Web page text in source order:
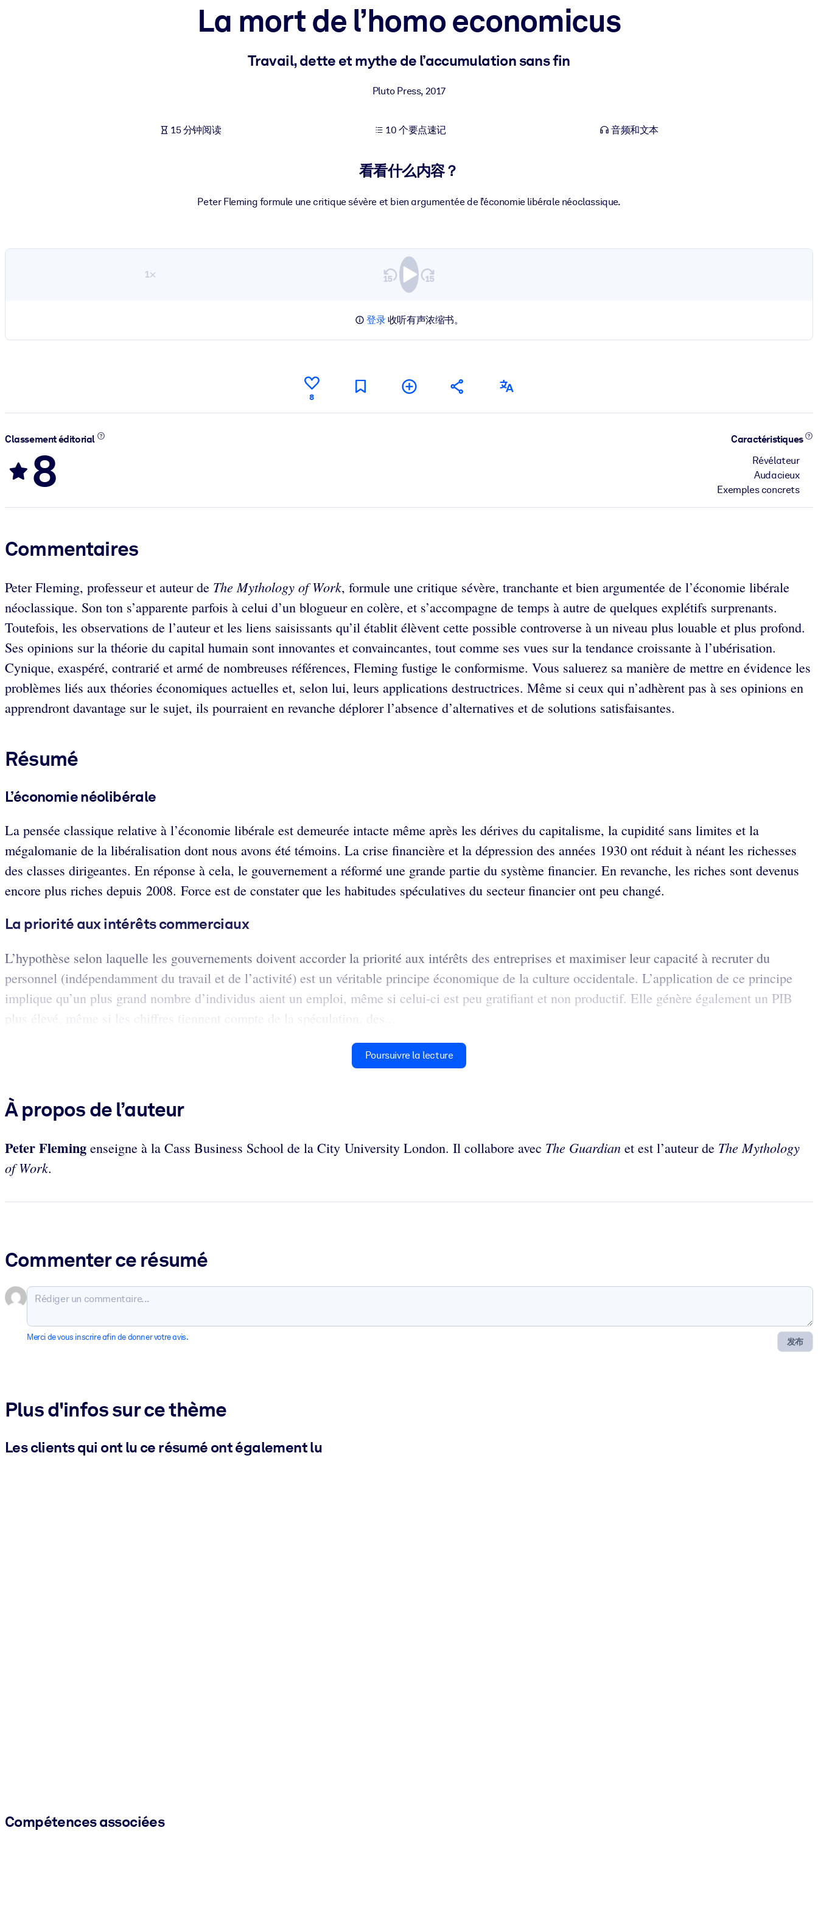
利用可靠、结构化的知识为您的人工智能系统提供动力，以改善输出结果。
La mort de l’homo economicus
Travail, dette et mythe de l’accumulation sans fin
Pluto Press, 2017
15 分钟阅读 10 个要点速记 音频和文本
看看什么内容？
Peter Fleming formule une critique sévère et bien argumentée de l’économie libérale néoclassique.
1×
登录收听有声浓缩书。
8
Classement éditorial
8
Caractéristiques
Révélateur
Audacieux
Exemples concrets
Commentaires
Peter Fleming, professeur et auteur de The Mythology of Work, formule une critique sévère, tranchante et bien argumentée de l’économie libérale
néoclassique. Son ton s’apparente parfois à celui d’un blogueur en colère, et s’accompagne de temps à autre de quelques explétifs surprenants.
Toutefois, les observations de l’auteur et les liens saisissants qu’il établit élèvent cette possible controverse à un niveau plus louable et plus profond.
Ses opinions sur la théorie du capital humain sont innovantes et convaincantes, tout comme ses vues sur la tendance croissante à l’ubérisation.
Cynique, exaspéré, contrarié et armé de nombreuses références, Fleming fustige le conformisme. Vous saluerez sa manière de mettre en évidence les
problèmes liés aux théories économiques actuelles et, selon lui, leurs applications destructrices. Même si ceux qui n’adhèrent pas à ses opinions en
apprendront davantage sur le sujet, ils pourraient en revanche déplorer l’absence d’alternatives et de solutions satisfaisantes.
Résumé
L’économie néolibérale
La pensée classique relative à l’économie libérale est demeurée intacte même après les dérives du capitalisme, la cupidité sans limites et la
mégalomanie de la libéralisation dont nous avons été témoins. La crise financière et la dépression des années 1930 ont réduit à néant les richesses
des classes dirigeantes. En réponse à cela, le gouvernement a réformé une grande partie du système financier. En revanche, les riches sont devenus
encore plus riches depuis 2008. Force est de constater que les habitudes spéculatives du secteur financier ont peu changé.
La priorité aux intérêts commerciaux
L’hypothèse selon laquelle les gouvernements doivent accorder la priorité aux intérêts des entreprises et maximiser leur capacité à recruter du
personnel (indépendamment du travail et de l’activité) est un véritable principe économique de la culture occidentale. L’application de ce principe
implique qu’un plus grand nombre d’individus aient un emploi, même si celui-ci est peu gratifiant et non productif. Elle génère également un PIB
plus élevé, même si les chiffres tiennent compte de la spéculation, des...
Poursuivre la lecture
À propos de l’auteur
Peter Fleming enseigne à la Cass Business School de la City University London. Il collabore avec The Guardian et est l’auteur de The Mythology
of Work.
Commenter ce résumé
发布
Merci de vous inscrire afin de donner votre avis.
Plus d'infos sur ce thème
Les clients qui ont lu ce résumé ont également lu
Compétences associées